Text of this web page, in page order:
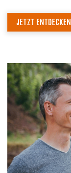
JETZT ENTDECKEN